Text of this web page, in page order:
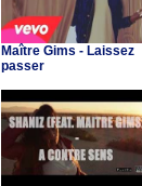
Maître Gims - Laissez
passer